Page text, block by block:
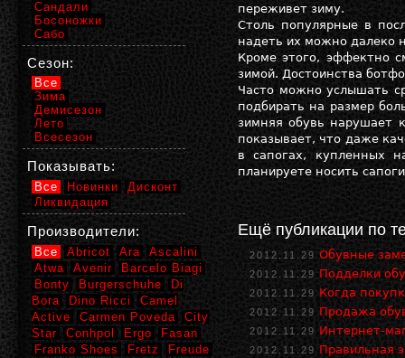
переживет зиму.
Столь популярные в
надеть их можно далеко
Кроме этого, эффектно
зимой. Достоинства
Часто можно услышать
подбирать на размер
зимняя обувь нарушает
показывает, что даже
в сапогах, купленных
планируете носить
Ещё публикации по
2012.11.29 Обувные
2012.11.29 Подделки
2012.11.29 Когда
2012.11.29 Продажа
2012.11.29 Интернет-
2012.11.29 Правильная
Сандали
Босоножки
Сабо
Сезон:
Все
Зима
Демисезон
Лето
Всесезон
Показывать:
Все Новинки
Дисконт
Ликвидация
Производители:
Все Abricot Ara
Ascalini
Atwa
Avenir
Barcelo Biagi
Bonty
Burgerschuhe
Di
Bora
Dino Ricci
Camel
Active
Carmen Poveda
City
Star
Conhpol Ergo
Fasan
Franko Shoes
Fretz
Freude